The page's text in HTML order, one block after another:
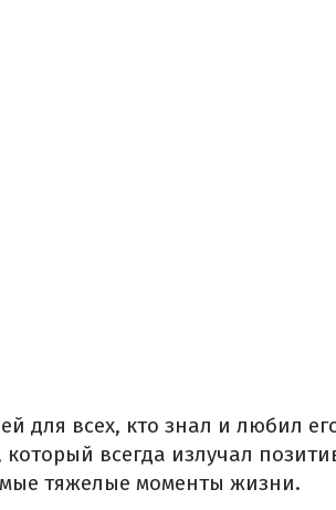
для всех, кто знал и любил
который всегда излучал
тяжелые моменты жизни.